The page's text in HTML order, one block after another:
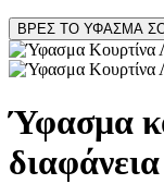
ΒΡΕΣ ΤΟ ΥΦΑΣΜΑ
Ύφασμα